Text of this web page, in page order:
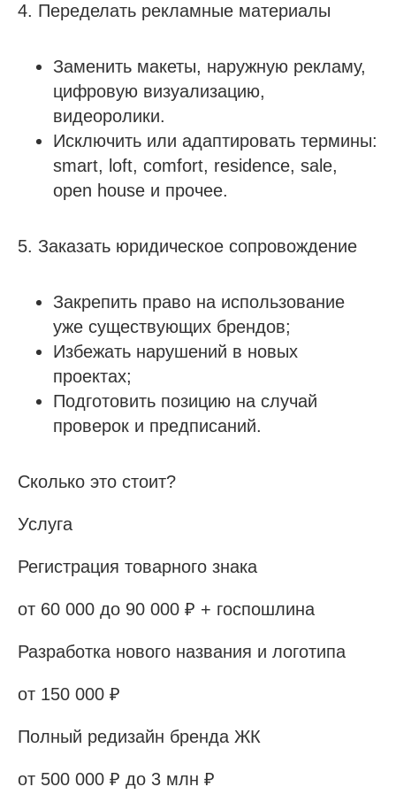
4. Переделать рекламные материалы
Заменить макеты, наружную рекламу,
цифровую визуализацию,
видеоролики.
Исключить или адаптировать термины:
smart, loft, comfort, residence, sale,
open house и прочее.
5. Заказать юридическое сопровождение
Закрепить право на использование
уже существующих брендов;
Избежать нарушений в новых
проектах;
Подготовить позицию на случай
проверок и предписаний.
Сколько это стоит?
Услуга
Регистрация товарного знака
от 60 000 до 90 000 ₽ + госпошлина
Разработка нового названия и логотипа
от 150 000 ₽
Полный редизайн бренда ЖК
от 500 000 ₽ до 3 млн ₽